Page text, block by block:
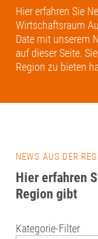
Hier erfahren Sie
Wirtschaftsraum
Date mit unserem
auf dieser Seite.
Region zu bieten
NEWS AUS DER
Hier erfahren
Region gibt
Kategorie-Filter